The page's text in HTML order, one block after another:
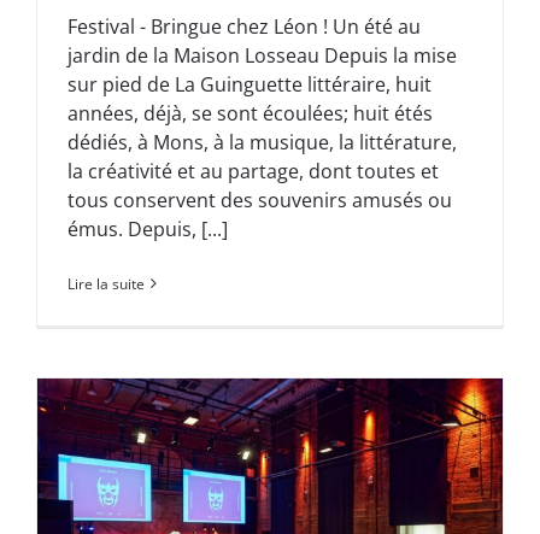
Festival - Bringue chez Léon ! Un été au
jardin de la Maison Losseau Depuis la mise
sur pied de La Guinguette littéraire, huit
années, déjà, se sont écoulées; huit étés
dédiés, à Mons, à la musique, la littérature,
la créativité et au partage, dont toutes et
tous conservent des souvenirs amusés ou
émus. Depuis, [...]
Lire la suite